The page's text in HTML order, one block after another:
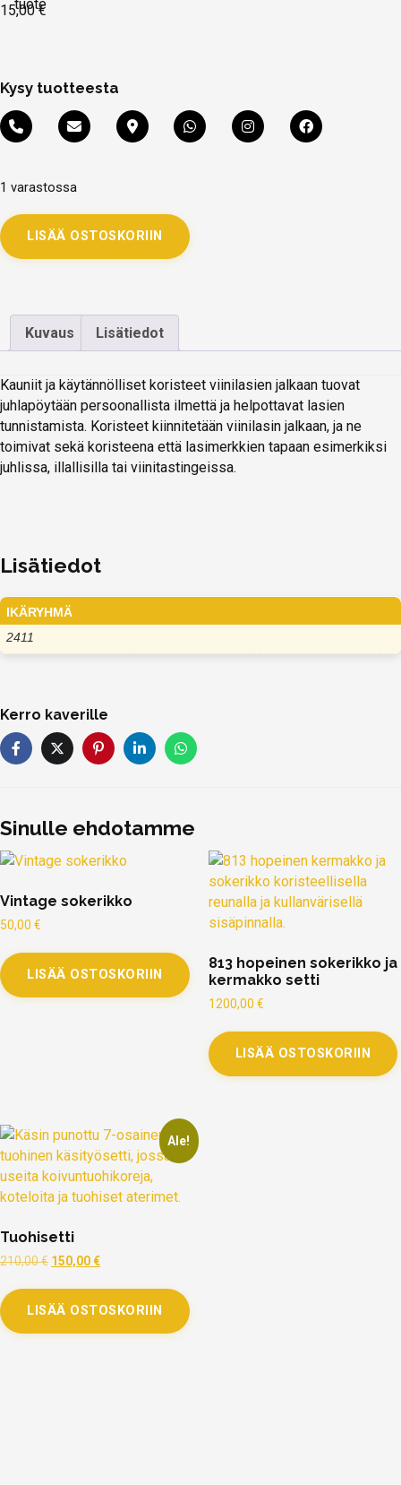
15,00€
Kysy tuotteesta
1 varastossa
LISÄÄ OSTOSKORIIN
Kuvaus Lisätiedot
Kauniit ja käytännölliset koristeet viinilasien jalkaan tuovat
juhlapöytään persoonallista ilmettä ja helpottavat lasien
tunnistamista. Koristeet kiinnitetään viinilasin jalkaan, ja ne
toimivat sekä koristeena että lasimerkkien tapaan esimerkiksi
juhlissa, illallisilla tai viinitastingeissa.
Lisätiedot
IKÄRYHMÄ
2411
Kerro kaverille
Sinulle ehdotamme
Vintage sokerikko
50,00 €
LISÄÄ OSTOSKORIIN
813 hopeinen sokerikko ja
kermakko setti
1200,00 €
LISÄÄ OSTOSKORIIN
Ale!
Tuohisetti
210,00€ 150,00€
LISÄÄ OSTOSKORIIN